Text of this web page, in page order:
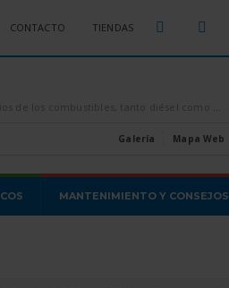
CONTACTO TIENDAS
por los aires, es conveniente intentar ahorrar todo el combustible que se pueda, [...]
Galería Mapa Web
MANTENIMIENTO Y CONSEJOS